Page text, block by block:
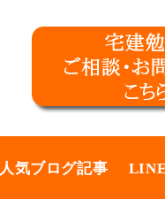
人気ブログ記事